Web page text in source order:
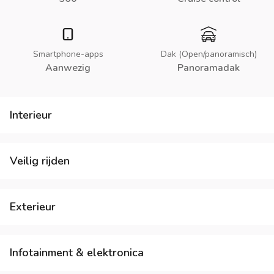
Smartphone-apps
Aanwezig
Dak (Open/panoramisch)
Panoramadak
Interieur
Veilig rijden
Exterieur
Infotainment & elektronica